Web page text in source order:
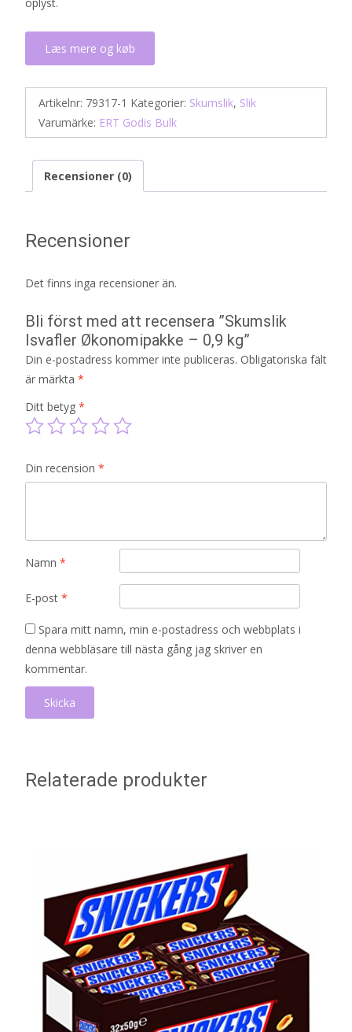
Læs mere og køb
Artikelnr: 79317-1 Kategorier: Skumslik, Slik
Varumärke: ERT Godis Bulk
Recensioner (0)
Recensioner
Det finns inga recensioner än.
Bli först med att recensera ”Skumslik
Isvafler Økonomipakke – 0,9 kg”
Din e-postadress kommer inte publiceras. Obligatoriska fält
är märkta *
Ditt betyg *
Din recension *
Namn *
E-post *
Spara mitt namn, min e-postadress och webbplats i
denna webbläsare till nästa gång jag skriver en
kommentar.
Relaterade produkter